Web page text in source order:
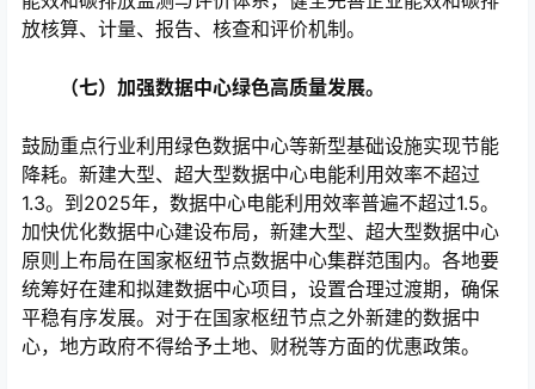
放核算、计量、报告、核查和评价机制。
（七）加强数据中心绿色高质量发展。
鼓励重点行业利用绿色数据中心等新型基础设施实现节能
降耗。新建大型、超大型数据中心电能利用效率不超过
1.3。到2025年，数据中心电能利用效率普遍不超过1.5。
加快优化数据中心建设布局，新建大型、超大型数据中心
原则上布局在国家枢纽节点数据中心集群范围内。各地要
统筹好在建和拟建数据中心项目，设置合理过渡期，确保
平稳有序发展。对于在国家枢纽节点之外新建的数据中
心，地方政府不得给予土地、财税等方面的优惠政策。